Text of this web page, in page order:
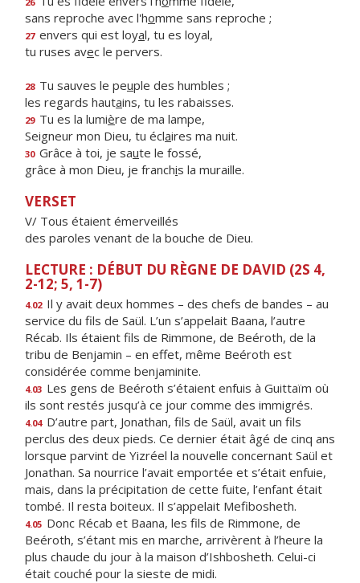
sans reproche avec l'homme sans reproche ;
27 envers qui est loyal, tu es loyal,
tu ruses avec le pervers.
28 Tu sauves le peuple des humbles ;
les regards hautains, tu les rabaisses.
29 Tu es la lumière de ma lampe,
Seigneur mon Dieu, tu éclaires ma nuit.
30 Grâce à toi, je saute le fossé,
grâce à mon Dieu, je franchis la muraille.
VERSET
V/ Tous étaient émerveillés
des paroles venant de la bouche de Dieu.
LECTURE : DÉBUT DU RÈGNE DE DAVID (2S 4,
2-12; 5, 1-7)
4.02 Il y avait deux hommes – des chefs de bandes – au
service du fils de Saül. L’un s’appelait Baana, l’autre
Récab. Ils étaient fils de Rimmone, de Beéroth, de la
tribu de Benjamin – en effet, même Beéroth est
considérée comme benjaminite.
4.03 Les gens de Beéroth s’étaient enfuis à Guittaïm où
ils sont restés jusqu’à ce jour comme des immigrés.
4.04 D’autre part, Jonathan, fils de Saül, avait un fils
perclus des deux pieds. Ce dernier était âgé de cinq ans
lorsque parvint de Yizréel la nouvelle concernant Saül et
Jonathan. Sa nourrice l’avait emportée et s’était enfuie,
mais, dans la précipitation de cette fuite, l’enfant était
tombé. Il resta boiteux. Il s’appelait Mefibosheth.
4.05 Donc Récab et Baana, les fils de Rimmone, de
Beéroth, s’étant mis en marche, arrivèrent à l’heure la
plus chaude du jour à la maison d’Ishbosheth. Celui-ci
était couché pour la sieste de midi.